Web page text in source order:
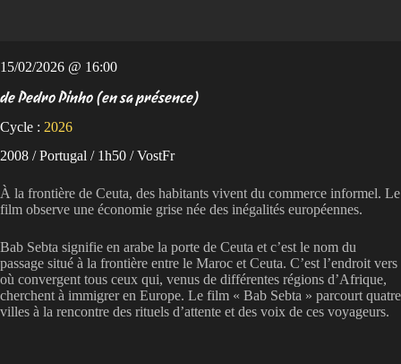
15/02/2026 @ 16:00
de Pedro Pinho (en sa présence)
Cycle : 2026
2008 / Portugal / 1h50 / VostFr
À la frontière de Ceuta, des habitants vivent du commerce informel. Le
film observe une économie grise née des inégalités européennes.
Bab Sebta signifie en arabe la porte de Ceuta et c’est le nom du
passage situé à la frontière entre le Maroc et Ceuta. C’est l’endroit vers
où convergent tous ceux qui, venus de différentes régions d’Afrique,
cherchent à immigrer en Europe. Le film « Bab Sebta » parcourt quatre
villes à la rencontre des rituels d’attente et des voix de ces voyageurs.